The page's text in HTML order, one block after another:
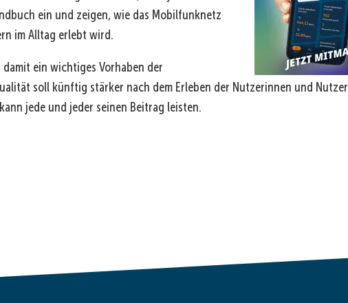
ein und zeigen, wie das Mobilfunknetz
im Alltag erlebt wird.
ein wichtiges Vorhaben der
soll künftig stärker nach dem Erleben der Nutzerinnen und Nutzer
jede und jeder seinen Beitrag leisten.